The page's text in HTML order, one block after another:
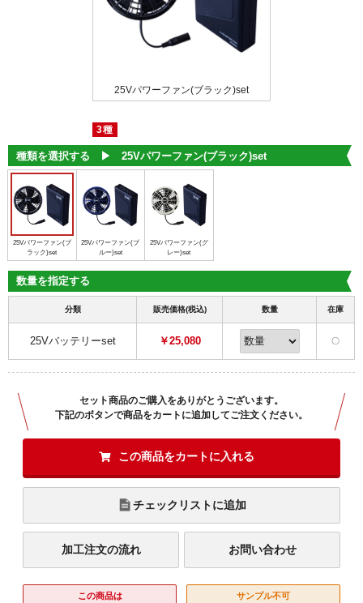
25Vパワーファン(ブラック)set
3種
種類を選択する ▶︎ 25Vパワーファン(ブラック)set
25Vパワーファン(ブ
ラック)set
25Vパワーファン(ブ
ルー)set
25Vパワーファン(グ
レー)set
数量を指定する
分類 販売価格(税込) 数量 在庫
25Vバッテリーset ￥25,080 〇
セット商品のご購入をありがとうございます。
下記のボタンで商品をカートに追加してご注文ください。
この商品をカートに入れる
チェックリストに追加
加工注文の流れ お問い合わせ
この商品は
サンプル不可